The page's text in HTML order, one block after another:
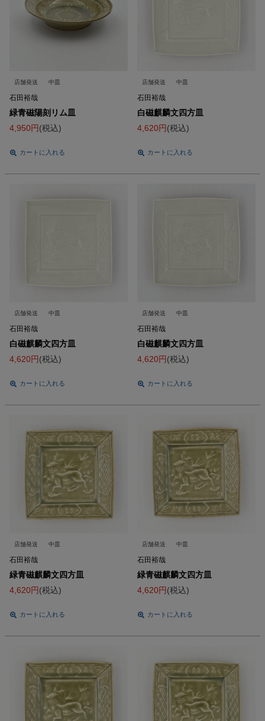
店舗発送 中皿
石田裕哉
緑青磁陽刻リム皿
4,950
税込
カートに入れる
店舗発送 中皿
石田裕哉
白磁麒麟文四方皿
4,620
税込
カートに入れる
店舗発送 中皿
石田裕哉
白磁麒麟文四方皿
4,620
税込
カートに入れる
店舗発送 中皿
石田裕哉
白磁麒麟文四方皿
4,620
税込
カートに入れる
店舗発送 中皿
石田裕哉
緑青磁麒麟文四方皿
4,620
税込
カートに入れる
店舗発送 中皿
石田裕哉
緑青磁麒麟文四方皿
4,620
税込
カートに入れる